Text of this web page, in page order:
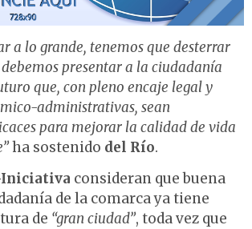
a lo grande, tenemos que desterrar
presentar a la ciudadanía
que, con pleno encaje legal y
administrativas, sean
para mejorar la calidad de vida
ha sostenido del Río.
consideran que buena
de la comarca ya tiene
de “gran ciudad”, toda vez que